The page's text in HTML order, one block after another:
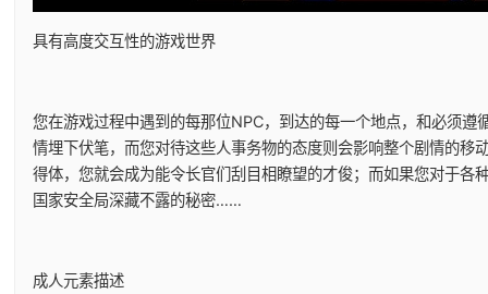
具有高度交互性的游戏世界
您在游戏过程中遇到的每那位NPC，到达的每一个地点，和必须遵
情埋下伏笔，而您对待这些人事务物的态度则会影响整个剧情的移
得体，您就会成为能令长官们刮目相瞭望的才俊；而如果您对于各
国家安全局深藏不露的秘密……
成人元素描述